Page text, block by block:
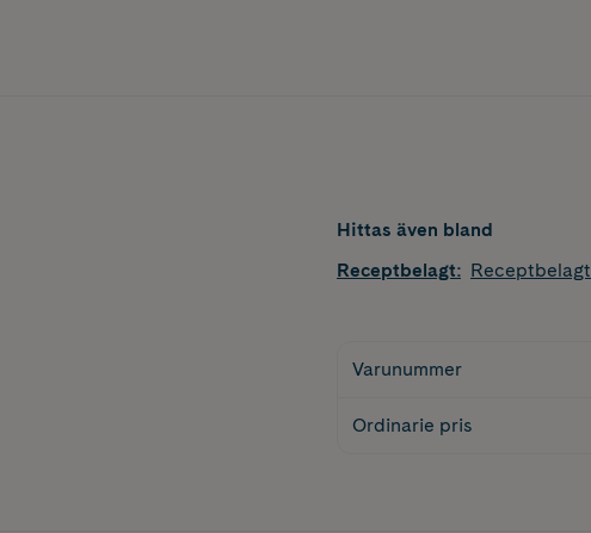
Hittas även bland
Receptbelagt: Receptbelagt
Varunummer
Ordinarie pris